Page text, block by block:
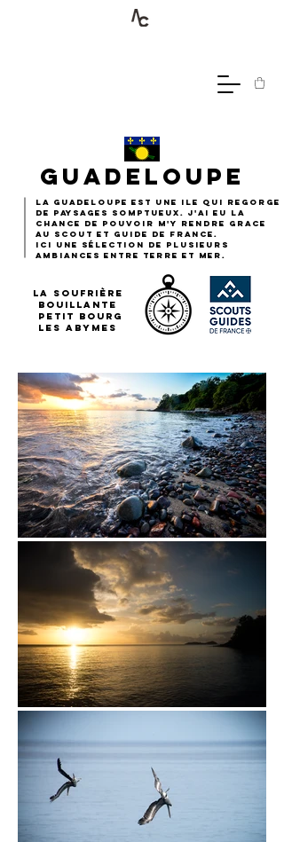
guadeloupe
la guadeloupe est une ile qui regorge
de paysages somptueux. j'ai eu la
chance de pouvoir m'y rendre grace
au scout et guide de france.
ici une sélection de plusieurs
ambiances entre terre et mer.
la soufrière
bouillante
petit bourg
les abymes